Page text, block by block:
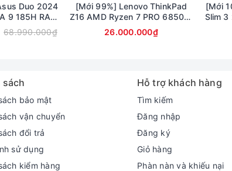
để nhận bộ quà tặng hấp
Duo 2024
MÀN 14INCH
68.990.000₫
[Mới 99%] Lenovo ThinkPad
Z16 AMD Ryzen 7 PRO 6850H/
16GB/ 1TB SSD/ RX 6500M/ 16
inch WUXGA
26.000.000₫
[Mới
Slim 3
RAM
sách
bảo mật
vận chuyển
đổi trả
sử dụng
kiểm hàng
Hỗ trợ khách hàng
Tìm kiếm
Đăng nhập
Đăng ký
Giỏ hàng
Phàn nàn và khiếu nại